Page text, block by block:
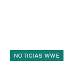
NOTICIAS WWE